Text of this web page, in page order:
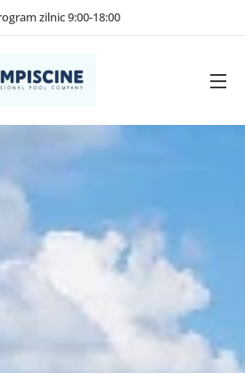
zilnic 9:00-18:00